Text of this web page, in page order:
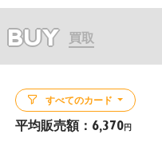
BUY 買取
すべてのカード
平均販売額： 6,370円